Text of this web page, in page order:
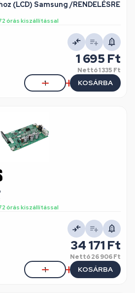
(LCD) Samsung /RENDELÉSRE
órás kiszállítással
1 695 Ft
Nettó1 335 Ft
KOSÁRBA
órás kiszállítással
34 171 Ft
Nettó26 906 Ft
KOSÁRBA